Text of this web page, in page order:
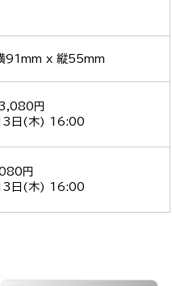
91mm x 縦55mm
円
日(木) 16:00
円
日(木) 16:00